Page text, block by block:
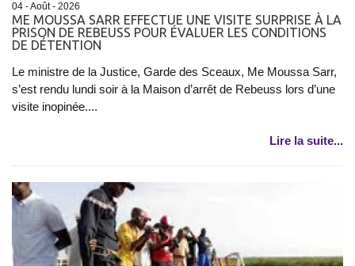
04 - Août - 2026
ME MOUSSA SARR EFFECTUE UNE VISITE SURPRISE À LA
PRISON DE REBEUSS POUR ÉVALUER LES CONDITIONS
DE DÉTENTION
Le ministre de la Justice, Garde des Sceaux, Me Moussa Sarr,
s’est rendu lundi soir à la Maison d’arrêt de Rebeuss lors d’une
visite inopinée....
Lire la suite...